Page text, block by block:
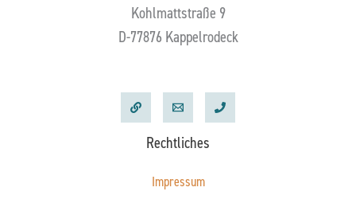
Kohlmattstraße 9
D-77876 Kappelrodeck
Rechtliches
Impressum